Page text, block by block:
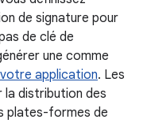
de signature pour
de clé de
une comme
application. Les
la distribution des
plates-formes de